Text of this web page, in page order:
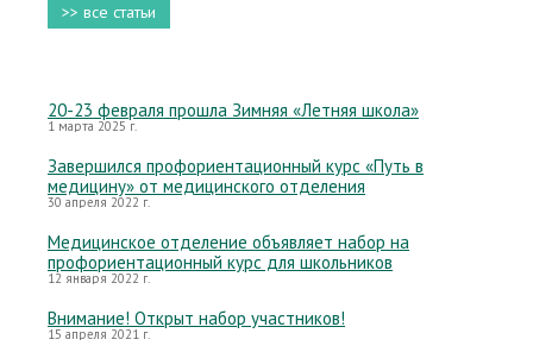
>> все статьи
20-23 февраля прошла Зимняя «Летняя школа»
1 марта 2025 г.
Завершился профориентационный курс «Путь в
медицину» от медицинского отделения
30 апреля 2022 г.
Медицинское отделение объявляет набор на
профориентационный курс для школьников
12 января 2022 г.
Внимание! Открыт набор участников!
15 апреля 2021 г.